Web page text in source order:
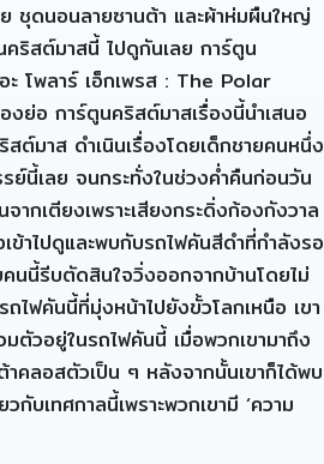
ชุดนอนลายซานต้า และผ้าห่มผืนใหญ่
คริสต์มาสนี้ ไปดูกันเลย การ์ตูน
โพลาร์ เอ็กเพรส : The Polar
ย่อ การ์ตูนคริสต์มาสเรื่องนี้นำเสนอ
สต์มาส ดำเนินเรื่องโดยเด็กชายคนหนึ่ง
ย์นี้เลย จนกระทั่งในช่วงค่ำคืนก่อนวัน
ากเตียงเพราะเสียงกระดิ่งก้องกังวาล
ข้าไปดูและพบกับรถไฟคันสีดำที่กำลังรอ
คนนี้รีบตัดสินใจวิ่งออกจากบ้านโดยไม่
ไฟคันนี้ที่มุ่งหน้าไปยังขั้วโลกเหนือ เขา
ตัวอยู่ในรถไฟคันนี้ เมื่อพวกเขามาถึง
าคลอสตัวเป็น ๆ หลังจากนั้นเขาก็ได้พบ
กับเทศกาลนี้เพราะพวกเขามี ‘ความ